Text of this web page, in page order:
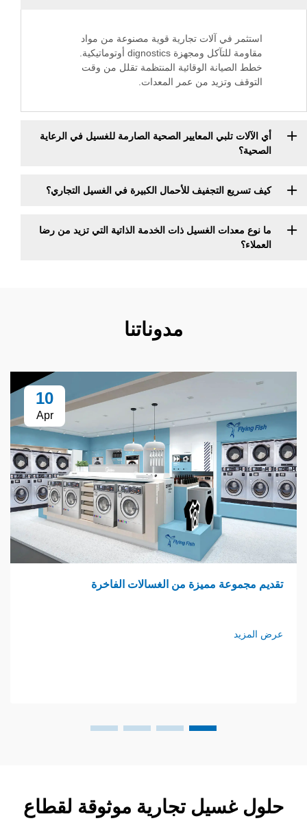
في آلات تجارية قوية مصنوعة من مواد
مقاومة للتآكل ومجهزة dignostics أوتوماتيكية.
الوقائية المنتظمة تقلل من وقت
وتزيد من عمر المعدات.
تلبي المعايير الصحية الصارمة للغسيل في الرعاية
التجفيف للأحمال الكبيرة في الغسيل التجاري؟
الغسيل ذات الخدمة الذاتية التي تزيد من رضا
10
Apr
مميزة من الغسالات الفاخرة
تجارية موثوقة لقطاع